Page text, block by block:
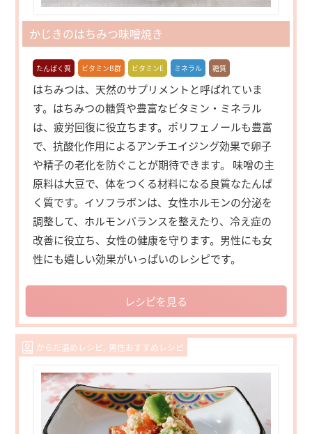
かじきのはちみつ味噌焼き
たんぱく質 ビタミンB群 ビタミンE ミネラル 糖質
はちみつは、天然のサプリメントと呼ばれていま
す。はちみつの糖質や豊富なビタミン・ミネラル
は、疲労回復に役立ちます。ポリフェノールも豊富
で、抗酸化作用によるアンチエイジング効果で卵子
や精子の老化を防ぐことが期待できます。 味噌の主
原料は大豆で、体をつくる材料になる良質なたんぱ
く質です。イソフラボンは、女性ホルモンの分泌を
調整して、ホルモンバランスを整えたり、冷え症の
改善に役立ち、女性の健康を守ります。男性にも女
性にも嬉しい効果がいっぱいのレシピです。
レシピを見る
からだ温めレシピ 男性おすすめレシピ